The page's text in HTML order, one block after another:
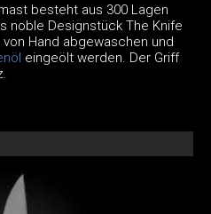
besteht aus 300 Lagen
noble Designstück The Knife
Hand abgewaschen und
eingeölt werden. Der Griff